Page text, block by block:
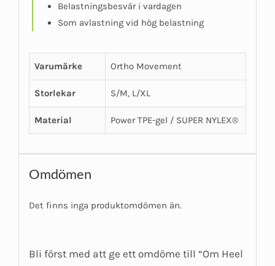
Belastningsbesvär i vardagen
Som avlastning vid hög belastning
Varumärke Ortho Movement
Storlekar S/M, L/XL
Material Power TPE-gel / SUPER NYLEX®
Omdömen
Det finns inga produktomdömen än.
Bli först med att ge ett omdöme till “Om Heel